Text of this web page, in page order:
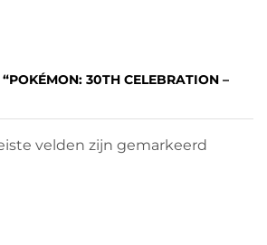
30TH CELEBRATION –
velden zijn gemarkeerd